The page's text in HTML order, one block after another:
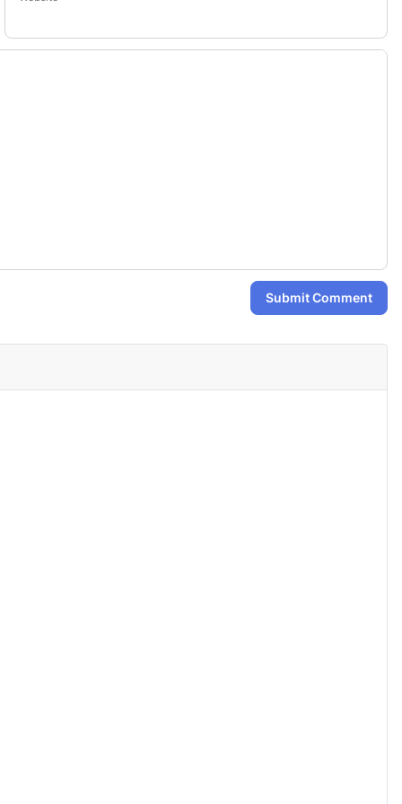
Submit Comment